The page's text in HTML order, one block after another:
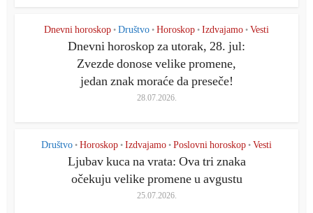
Dnevni horoskop • Društvo • Horoskop • Izdvajamo • Vesti
Dnevni horoskop za utorak, 28. jul:
Zvezde donose velike promene,
jedan znak moraće da preseče!
28.07.2026.
Društvo • Horoskop • Izdvajamo • Poslovni horoskop • Vesti
Ljubav kuca na vrata: Ova tri znaka
očekuju velike promene u avgustu
25.07.2026.